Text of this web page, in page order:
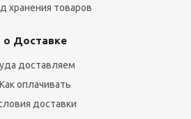
хранения товаров
о Доставке
доставляем
Как оплачивать
доставки